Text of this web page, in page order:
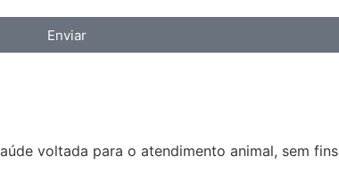
Enviar
voltada para o atendimento animal, sem